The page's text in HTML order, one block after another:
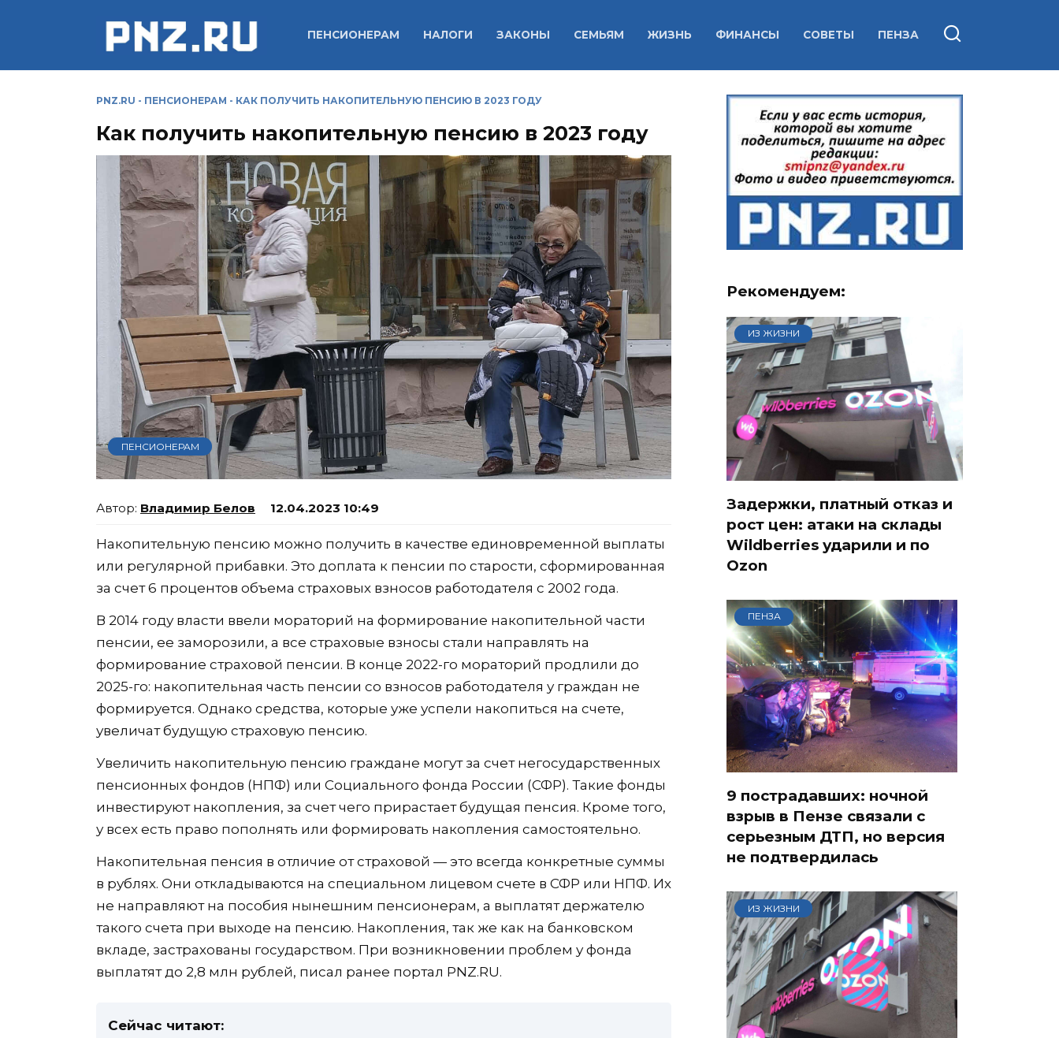
ПЕНСИОНЕРАМ НАЛОГИ ЗАКОНЫ СЕМЬЯМ ЖИЗНЬ ФИНАНСЫ СОВЕТЫ ПЕНЗА
PNZ.RU - ПЕНСИОНЕРАМ - КАК ПОЛУЧИТЬ НАКОПИТЕЛЬНУЮ ПЕНСИЮ В 2023 ГОДУ
Как получить накопительную пенсию в 2023 году
ПЕНСИОНЕРАМ
Владимир Белов 12.04.2023 10:49
Накопительную пенсию можно получить в качестве единовременной выплаты
или регулярной прибавки. Это доплата к пенсии по старости, сформированная
за счет 6 процентов объема страховых взносов работодателя с 2002 года.
В 2014 году власти ввели мораторий на формирование накопительной части
пенсии, ее заморозили, а все страховые взносы стали направлять на
формирование страховой пенсии. В конце 2022-го мораторий продлили до
2025-го: накопительная часть пенсии со взносов работодателя у граждан не
формируется. Однако средства, которые уже успели накопиться на счете,
увеличат будущую страховую пенсию.
Увеличить накопительную пенсию граждане могут за счет негосударственных
пенсионных фондов (НПФ) или Социального фонда России (СФР). Такие фонды
инвестируют накопления, за счет чего прирастает будущая пенсия. Кроме того,
у всех есть право пополнять или формировать накопления самостоятельно.
Накопительная пенсия в отличие от страховой — это всегда конкретные суммы
в рублях. Они откладываются на специальном лицевом счете в СФР или НПФ. Их
не направляют на пособия нынешним пенсионерам, а выплатят держателю
такого счета при выходе на пенсию. Накопления, так же как на банковском
вкладе, застрахованы государством. При возникновении проблем у фонда
выплатят до 2,8 млн рублей, писал ранее портал PNZ.RU.
Сейчас читают:
Рекомендуем:
ИЗ ЖИЗНИ
Задержки, платный отказ и
рост цен: атаки на склады
Wildberries ударили и по
Ozon
ПЕНЗА
9 пострадавших: ночной
взрыв в Пензе связали с
серьезным ДТП, но версия
не подтвердилась
ИЗ ЖИЗНИ